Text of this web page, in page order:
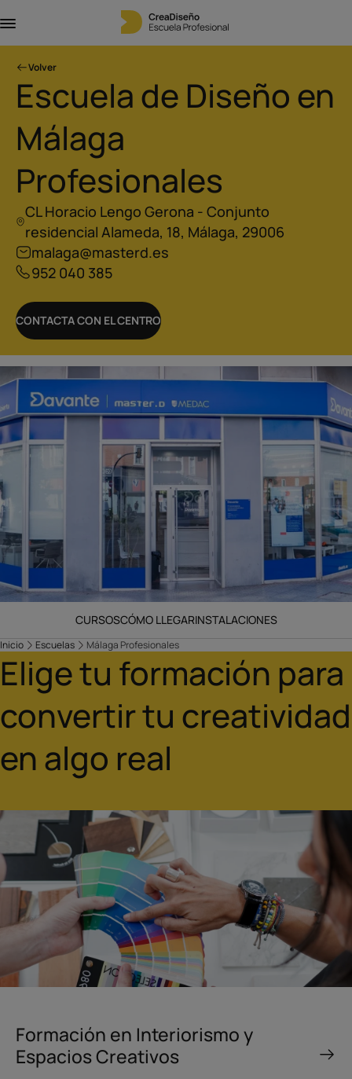
Volver
Escuela de Diseño en
Málaga
Profesionales
CL Horacio Lengo Gerona - Conjunto
residencial Alameda, 18, Málaga, 29006
malaga@masterd.es
952 040 385
CONTACTA CON EL CENTRO
CURSOSCÓMO LLEGARINSTALACIONES
Inicio Escuelas Málaga Profesionales
Elige tu formación para
convertir tu creatividad
en algo real
Formación en Interiorismo y
Espacios Creativos